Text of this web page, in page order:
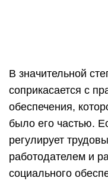
В значительной
соприкасается с
обеспечения,
было его частью.
регулирует
работодателем и
социального